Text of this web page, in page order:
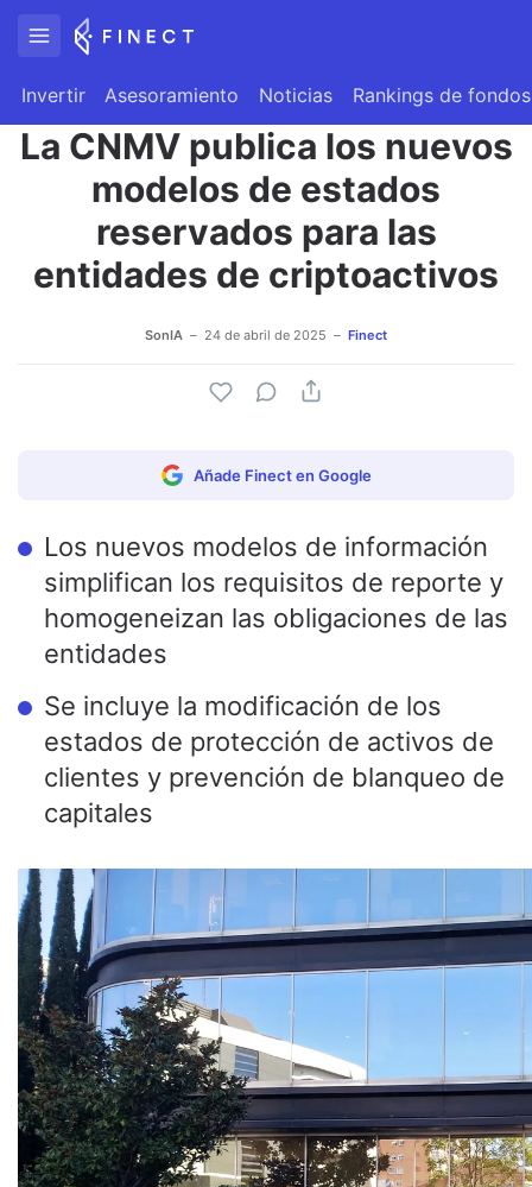
Invertir Asesoramiento Noticias Rankings de fondos
La CNMV publica los nuevos
modelos de estados
reservados para las
entidades de criptoactivos
SonIA 24 de abril de 2025 Finect
Añade Finect en Google
Los nuevos modelos de información
simplifican los requisitos de reporte y
homogeneizan las obligaciones de las
entidades
Se incluye la modificación de los
estados de protección de activos de
clientes y prevención de blanqueo de
capitales